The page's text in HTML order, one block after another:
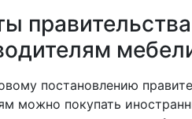
постановлению
можно покупать